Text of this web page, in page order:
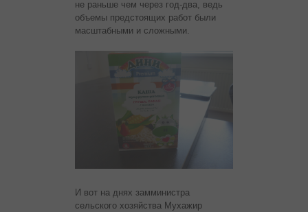
не раньше чем через год-два, ведь
объемы предстоящих работ были
масштабными и сложными.
И вот на днях замминистра
сельского хозяйства Мухажир